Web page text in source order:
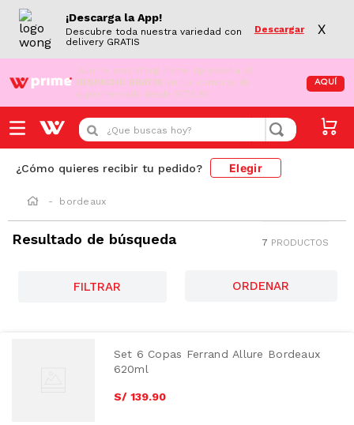
¡Descarga la App!
Descubre toda nuestra variedad con
delivery GRATIS
Descargar X
¡Aún no eres Wong Prime! Aprovecha el
DESPACHO GRATIS en tus compras de
supermercado desde S/79.90
AQUÍ
¿Que buscas hoy?
¿Cómo quieres recibir tu pedido? Elegir
bordeaux
Resultado de búsqueda 7 PRODUCTOS
FILTRAR
Set 6 Copas Ferrand Allure Bordeaux
620ml
S/ 139.90